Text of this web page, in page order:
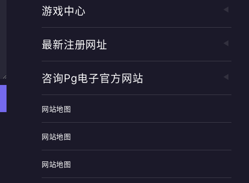
游戏中心
最新注册网址
咨询pg电子官方网站
网站地图
网站地图
网站地图